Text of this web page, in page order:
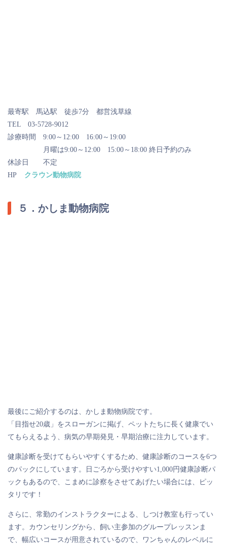
最寄駅 馬込駅 徒歩7分 都営浅草線
TEL 03-5728-9012
診療時間 9:00～12:00 16:00～19:00
月曜は9:00～12:00 15:00～18:00 終日予約のみ
休診日 不定
HP
クラウン動物病院
５．かしま動物病院
最後にご紹介するのは、かしま動物病院です。
「目指せ20歳」をスローガンに掲げ、ペットたちに長く健康でい
てもらえるよう、病気の早期発見・早期治療に注力しています。
健康診断を受けてもらいやすくするため、健康診断のコースを6つ
のパックにしています。日ごろから受けやすい1,000円健康診断パ
ックもあるので、こまめに診察をさせてあげたい場合には、ピッ
タリです！
さらに、常勤のインストラクターによる、しつけ教室も行ってい
ます。カウンセリングから、飼い主参加のグループレッスンま
で、幅広いコースが用意されているので、ワンちゃんのレベルに